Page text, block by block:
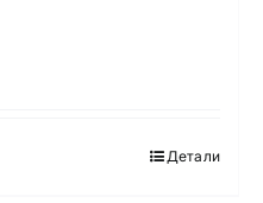
Детали